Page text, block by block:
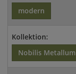
modern
Kollektion:
Nobilis Metallum